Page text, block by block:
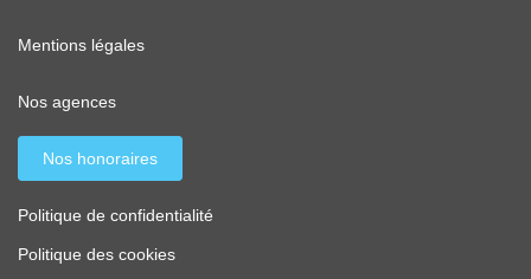
Mentions légales
Nos agences
Nos honoraires
Politique de confidentialité
Politique des cookies